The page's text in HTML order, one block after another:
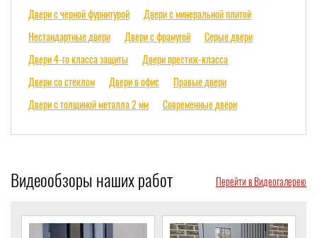
Двери с черной фурнитурой
Двери с минеральной плитой
Нестандартные двери
Двери с фрамугой
Серые двери
Двери 4-го класса защиты
Двери престиж-класса
Двери со стеклом
Двери в офис
Правые двери
Двери с толщиной металла 2 мм
Современные двери
Видеообзоры наших работ Перейти в Видеогалерею